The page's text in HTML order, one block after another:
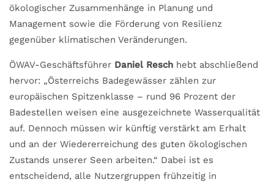
ökologischer Zusammenhänge in Planung und
Management sowie die Förderung von Resilienz
gegenüber klimatischen Veränderungen.
ÖWAV-Geschäftsführer Daniel Resch hebt abschließend
hervor: „Österreichs Badegewässer zählen zur
europäischen Spitzenklasse – rund 96 Prozent der
Badestellen weisen eine ausgezeichnete Wasserqualität
auf. Dennoch müssen wir künftig verstärkt am Erhalt
und an der Wiedererreichung des guten ökologischen
Zustands unserer Seen arbeiten.“ Dabei ist es
entscheidend, alle Nutzergruppen frühzeitig in